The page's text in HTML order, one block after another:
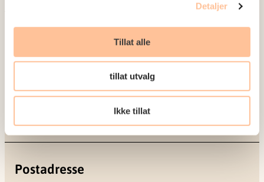
Detaljer
Tillat alle
tillat utvalg
Ikke tillat
Om oss
Ledige stillinger
Prosjekter
Seminarer og arrangementer
Meld deg på vårt nyhetsbrev
Postadresse